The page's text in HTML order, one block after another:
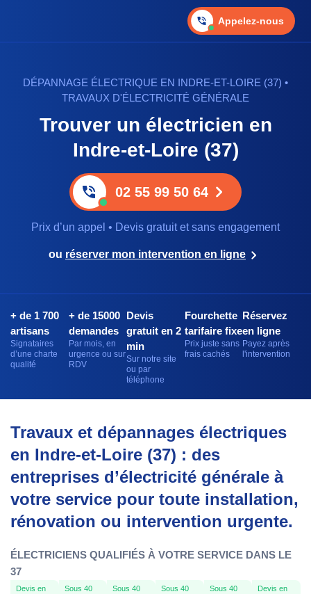
Appelez-nous
DÉPANNAGE ÉLECTRIQUE EN INDRE-ET-LOIRE (37) •
TRAVAUX D'ÉLECTRICITÉ GÉNÉRALE
Trouver un électricien en
Indre-et-Loire (37)
02 55 99 50 64
Prix d’un appel • Devis gratuit et sans engagement
ou réserver mon intervention en ligne
+ de 1 700
artisans
Signataires
d’une charte
qualité
+ de 15000
demandes
Par mois, en
urgence ou sur
RDV
Devis
gratuit en 2
min
Sur notre site
ou par
téléphone
Fourchette
tarifaire fixe
Prix juste sans
frais cachés
Réservez
en ligne
Payez après
l'intervention
Travaux et dépannages électriques
en Indre-et-Loire (37) : des
entreprises d’électricité générale à
votre service pour toute installation,
rénovation ou intervention urgente.
ÉLECTRICIENS QUALIFIÉS À VOTRE SERVICE DANS LE
37
Devis en
Sous 40
Sous 40
Sous 40
Sous 40
Devis en